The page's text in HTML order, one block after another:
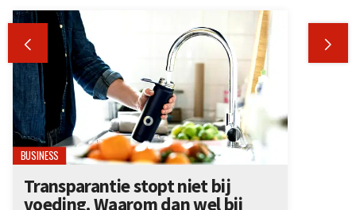
 
BUSINESS
Transparantie stopt niet bij
voeding. Waarom dan wel bij